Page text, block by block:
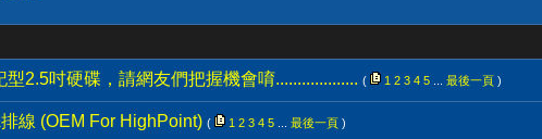
型2.5吋硬碟，請網友們把握機會唷................... ( 1 2 3 4 5 最後一頁 )
線 (OEM For HighPoint) ( 1 2 3 4 5 最後一頁 )